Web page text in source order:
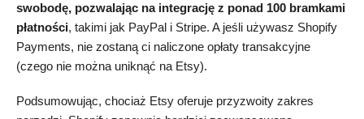
swobodę, pozwalając na integrację z ponad 100 bramkami
płatności, takimi jak PayPal i Stripe. A jeśli używasz Shopify
Payments, nie zostaną ci naliczone opłaty transakcyjne
(czego nie można uniknąć na Etsy).
Podsumowując, chociaż Etsy oferuje przyzwoity zakres